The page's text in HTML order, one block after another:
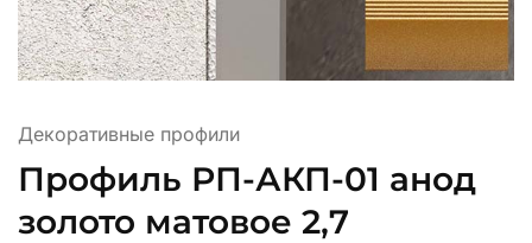
Декоративные профили
Профиль РП-АКП-01 анод
золото матовое 2,7